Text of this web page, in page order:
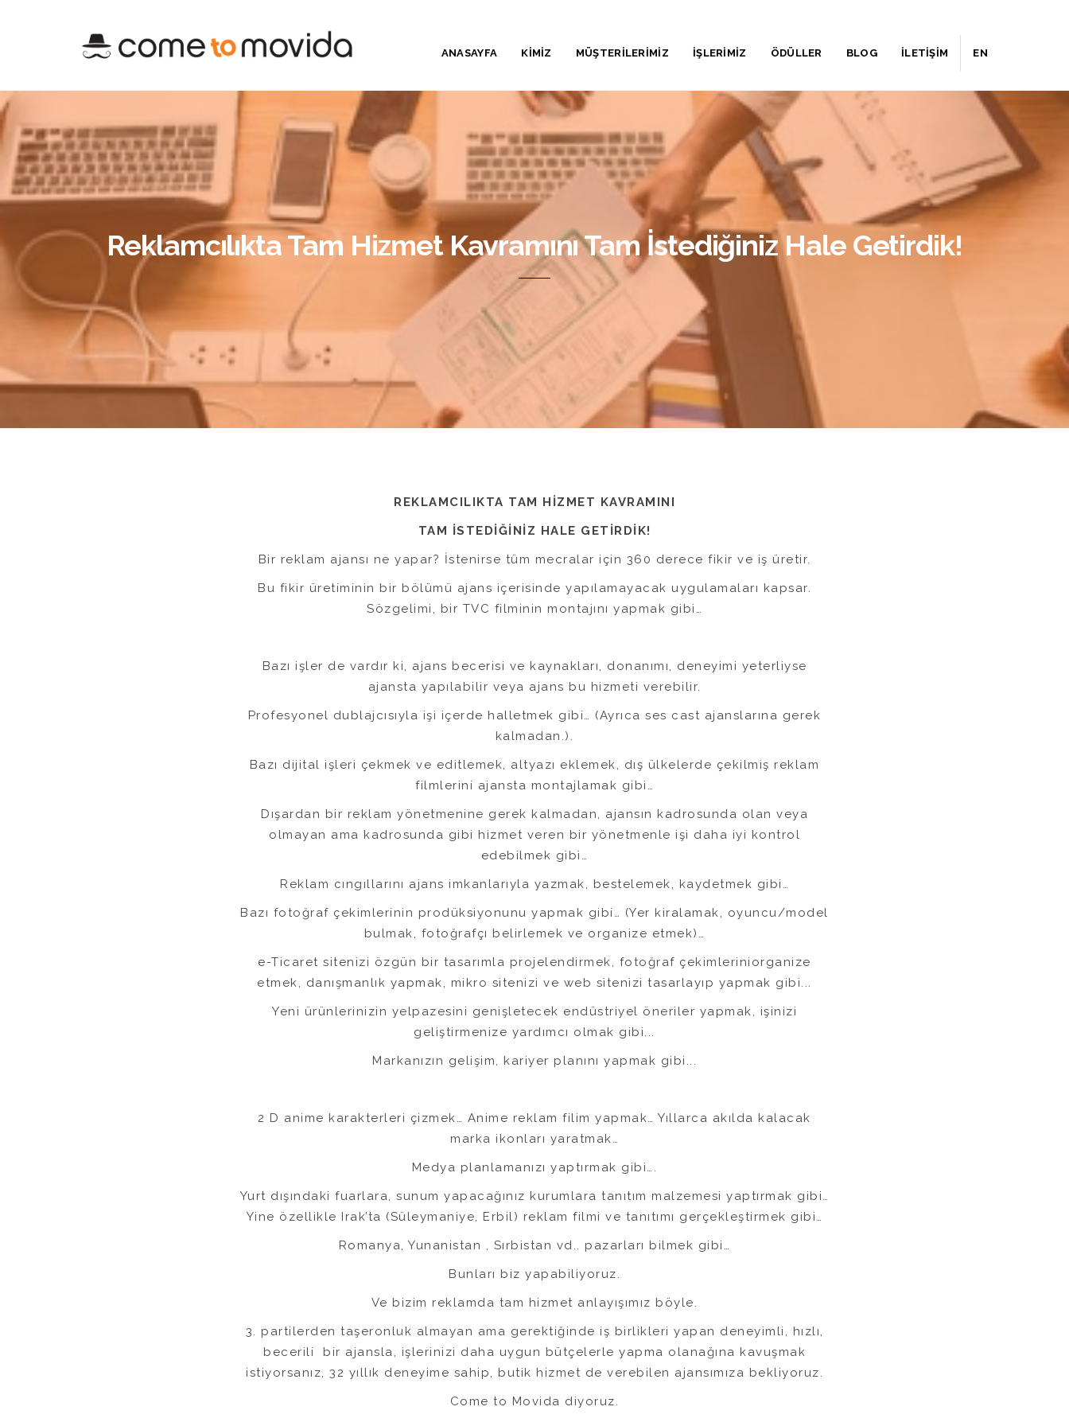
ANASAYFA KİMİZ MÜŞTERİLERİMİZ İŞLERİMİZ ÖDÜLLER BLOG İLETİŞİM EN
Reklamcılıkta Tam Hizmet Kavramını Tam İstediğiniz Hale Getirdik!
REKLAMCILIKTA TAM HİZMET KAVRAMINI
TAM İSTEDİĞİNİZ HALE GETİRDİK!
Bir reklam ajansı ne yapar? İstenirse tüm mecralar için 360 derece fikir ve iş üretir.
Bu fikir üretiminin bir bölümü ajans içerisinde yapılamayacak uygulamaları kapsar.
Sözgelimi, bir TVC filminin montajını yapmak gibi…
Bazı işler de vardır ki, ajans becerisi ve kaynakları, donanımı, deneyimi yeterliyse
ajansta yapılabilir veya ajans bu hizmeti verebilir.
Profesyonel dublajcısıyla işi içerde halletmek gibi… (Ayrıca ses cast ajanslarına gerek
kalmadan.).
Bazı dijital işleri çekmek ve editlemek, altyazı eklemek, dış ülkelerde çekilmiş reklam
filmlerini ajansta montajlamak gibi…
Dışardan bir reklam yönetmenine gerek kalmadan, ajansın kadrosunda olan veya
olmayan ama kadrosunda gibi hizmet veren bir yönetmenle işi daha iyi kontrol
edebilmek gibi…
Reklam cıngıllarını ajans imkanlarıyla yazmak, bestelemek, kaydetmek gibi…
Bazı fotoğraf çekimlerinin prodüksiyonunu yapmak gibi… (Yer kiralamak, oyuncu/model
bulmak, fotoğrafçı belirlemek ve organize etmek)…
e-Ticaret sitenizi özgün bir tasarımla projelendirmek, fotoğraf çekimleriniorganize
etmek, danışmanlık yapmak, mikro sitenizi ve web sitenizi tasarlayıp yapmak gibi...
Yeni ürünlerinizin yelpazesini genişletecek endüstriyel öneriler yapmak, işinizi
geliştirmenize yardımcı olmak gibi...
Markanızın gelişim, kariyer planını yapmak gibi...
2 D anime karakterleri çizmek… Anime reklam filim yapmak… Yıllarca akılda kalacak
marka ikonları yaratmak…
Medya planlamanızı yaptırmak gibi….
Yurt dışındaki fuarlara, sunum yapacağınız kurumlara tanıtım malzemesi yaptırmak gibi…
Yine özellikle Irak’ta (Süleymaniye, Erbil) reklam filmi ve tanıtımı gerçekleştirmek gibi…
Romanya, Yunanistan , Sırbistan vd.. pazarları bilmek gibi…
Bunları biz yapabiliyoruz.
Ve bizim reklamda tam hizmet anlayışımız böyle.
3. partilerden taşeronluk almayan ama gerektiğinde iş birlikleri yapan deneyimli, hızlı,
becerili bir ajansla, işlerinizi daha uygun bütçelerle yapma olanağına kavuşmak
istiyorsanız, 32 yıllık deneyime sahip, butik hizmet de verebilen ajansımıza bekliyoruz.
Come to Movida diyoruz.